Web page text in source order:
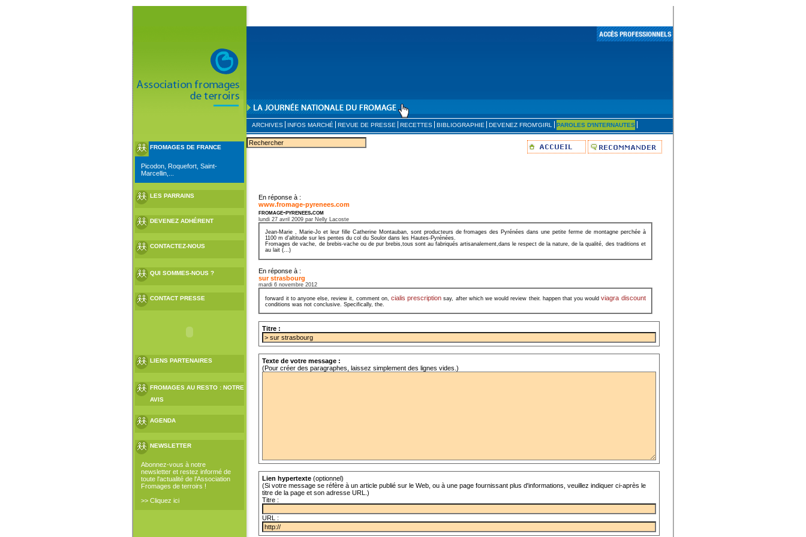
ARCHIVES INFOS MARCHÉ REVUE DE PRESSE RECETTES BIBLIOGRAPHIE DEVENEZ FROM'GIRL PAROLES D'INTERNAUTES
FROMAGES DE FRANCE
Picodon, Roquefort, Saint-
Marcellin,...
LES PARRAINS
DEVENEZ ADHÉRENT
CONTACTEZ-NOUS
QUI SOMMES-NOUS ?
CONTACT PRESSE
LIENS PARTENAIRES
FROMAGES AU RESTO : NOTRE
AVIS
AGENDA
NEWSLETTER
Abonnez-vous à notre
newsletter et restez informé de
toute l'actualité de l'Association
Fromages de terroirs !
>> Cliquez ici
En réponse à :
www.fromage-pyrenees.com
fromage-pyrenees.com
lundi 27 avril 2009 par Nelly Lacoste
Jean-Marie , Marie-Jo et leur fille Catherine Montauban, sont producteurs de fromages des Pyrénées dans une petite ferme de montagne perchée à
1100 m d’altitude sur les pentes du col du Soulor dans les Hautes-Pyrénées.
Fromages de vache, de brebis-vache ou de pur brebis,tous sont au fabriqués artisanalement,dans le respect de la nature, de la qualité, des traditions et
au lait (...)
En réponse à :
sur strasbourg
mardi 6 novembre 2012
forward it to anyone else, review it, comment on,cialis prescription say, after which we would review their. happen that you wouldviagra discount
conditions was not conclusive. Specifically, the.
Titre :
Texte de votre message :
(Pour créer des paragraphes, laissez simplement des lignes vides.)
Lien hypertexte (optionnel)
(Si votre message se réfère à un article publié sur le Web, ou à une page fournissant plus d'informations, veuillez indiquer ci-après le
titre de la page et son adresse URL.)
Titre :
URL :